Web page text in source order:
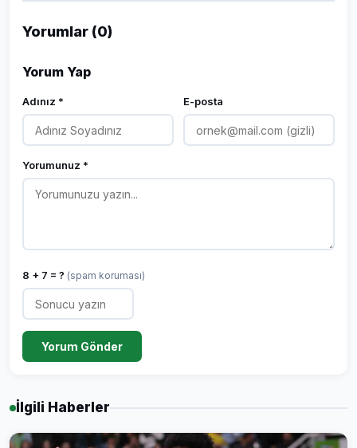
Yorumlar (0)
Yorum Yap
Adınız * E-posta
Yorumunuz *
8 + 7 = ? (spam koruması)
Yorum Gönder
İlgili Haberler